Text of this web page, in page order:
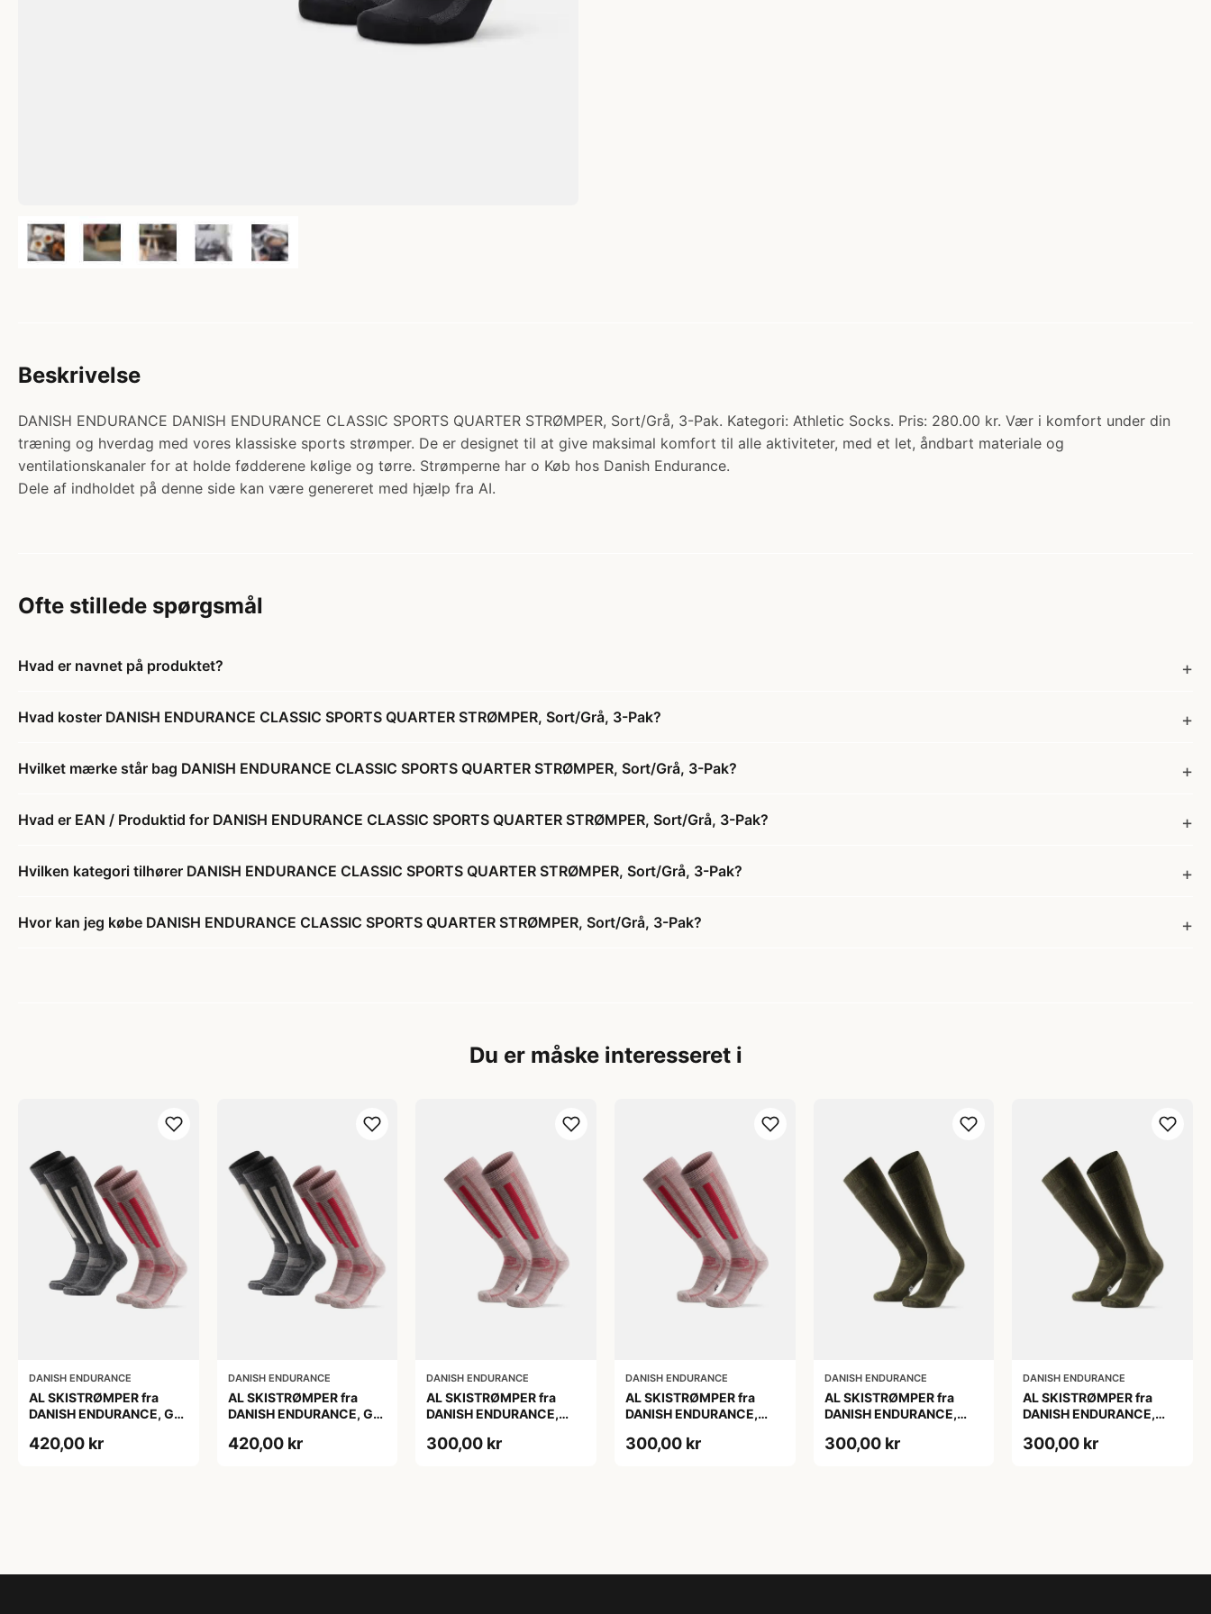
Beskrivelse
DANISH ENDURANCE DANISH ENDURANCE CLASSIC SPORTS QUARTER STRØMPER, Sort/Grå, 3-Pak. Kategori: Athletic Socks. Pris: 280.00 kr. Vær i komfort under din
træning og hverdag med vores klassiske sports strømper. De er designet til at give maksimal komfort til alle aktiviteter, med et let, åndbart materiale og
ventilationskanaler for at holde fødderene kølige og tørre. Strømperne har o Køb hos Danish Endurance.
Dele af indholdet på denne side kan være genereret med hjælp fra AI.
Ofte stillede spørgsmål
Hvad er navnet på produktet?
Hvad koster DANISH ENDURANCE CLASSIC SPORTS QUARTER STRØMPER, Sort/Grå, 3-Pak?
Hvilket mærke står bag DANISH ENDURANCE CLASSIC SPORTS QUARTER STRØMPER, Sort/Grå, 3-Pak?
Hvad er EAN / Produktid for DANISH ENDURANCE CLASSIC SPORTS QUARTER STRØMPER, Sort/Grå, 3-Pak?
Hvilken kategori tilhører DANISH ENDURANCE CLASSIC SPORTS QUARTER STRØMPER, Sort/Grå, 3-Pak?
Hvor kan jeg købe DANISH ENDURANCE CLASSIC SPORTS QUARTER STRØMPER, Sort/Grå, 3-Pak?
Du er måske interesseret i
DANISH ENDURANCE
AL SKISTRØMPER fra
DANISH ENDURANCE, Grå
420,00 kr
DANISH ENDURANCE
AL SKISTRØMPER fra
DANISH ENDURANCE, Grå
420,00 kr
DANISH ENDURANCE
AL SKISTRØMPER fra
DANISH ENDURANCE,
300,00 kr
DANISH ENDURANCE
AL SKISTRØMPER fra
DANISH ENDURANCE,
300,00 kr
DANISH ENDURANCE
AL SKISTRØMPER fra
DANISH ENDURANCE,
300,00 kr
DANISH ENDURANCE
AL SKISTRØMPER fra
DANISH ENDURANCE,
300,00 kr